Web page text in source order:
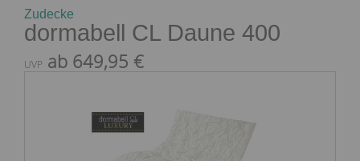
Zudecke
dormabell CL Daune 400
UVP ab 649,95 €